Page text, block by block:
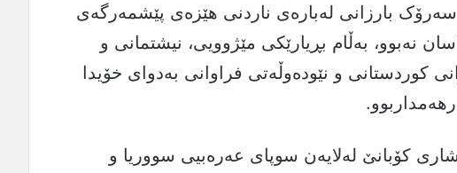
سەرۆک بارزانی لەبارەی ناردنی هێزەی پێشمەرگەی
نەبوو، بەڵام بڕیارێکی مێژوویی، نیشتمانی و
کوردستانی و نێودەوڵەتی فراوانی بەدوای خۆیدا
شاری کۆبانێ لەلایەن سوپای عەرەبیی سووریا و